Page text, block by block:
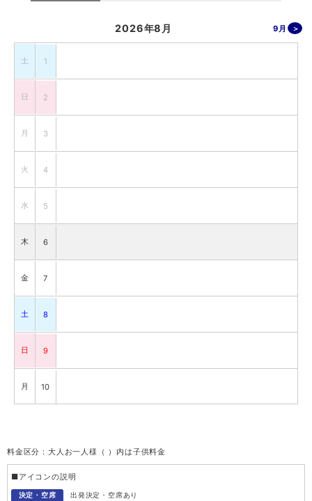
2026年8月 9月
土 1
日 2
月 3
火 4
水 5
木 6
金 7
土 8
日 9
月 10
12
木 13
料金区分：大人お一人様（ ）内は子供料金
■アイコンの説明
決定・空席 出発決定・空席あり